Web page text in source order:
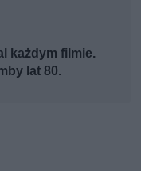
każdym filmie.
lat 80.